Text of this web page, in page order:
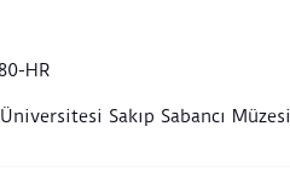
HR
Sakıp Sabancı Müzesi